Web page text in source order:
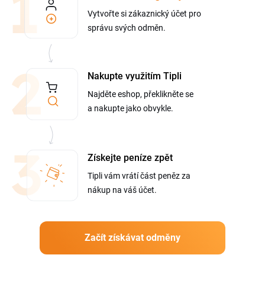
Vytvořte si zákaznický účet pro
správu svých odměn.
Nakupte využitím Tipli
Najděte eshop, překlikněte se
a nakupte jako obvykle.
Získejte peníze zpět
Tipli vám vrátí část peněz za
nákup na váš účet.
Začít získávat odměny